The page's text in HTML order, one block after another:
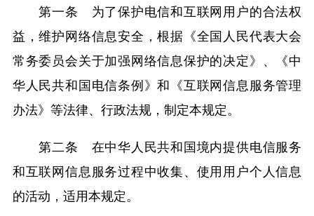
第一条 为了保护电信和互联网用户的合法权
益，维护网络信息安全，根据《全国人民代表大会
常务委员会关于加强网络信息保护的决定》、《中
华人民共和国电信条例》和《互联网信息服务管理
办法》等法律、行政法规，制定本规定。
第二条 在中华人民共和国境内提供电信服务
和互联网信息服务过程中收集、使用用户个人信息
的活动，适用本规定。